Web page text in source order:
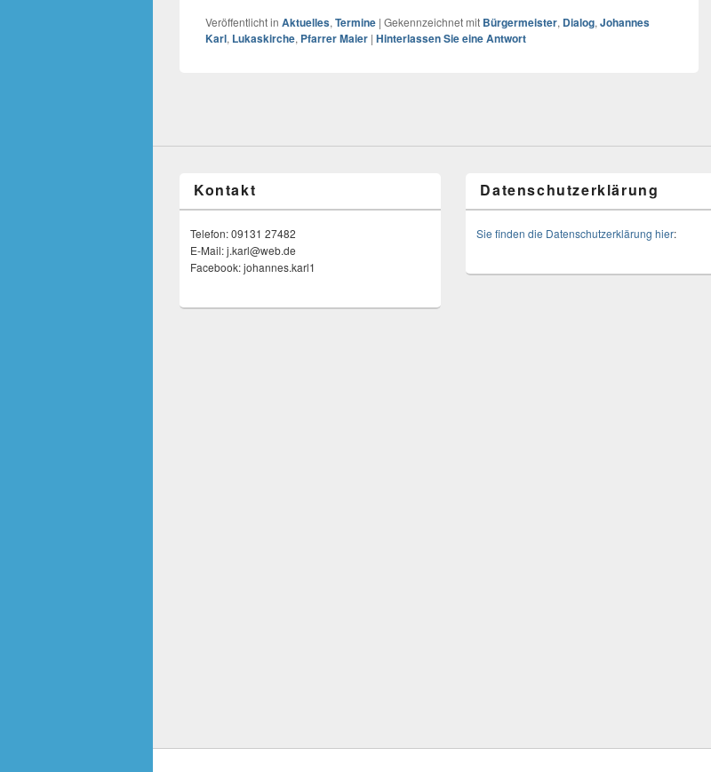
Veröffentlicht in Aktuelles,Termine |Gekennzeichnet mit Bürgermeister, Dialog,Johannes
Karl, Lukaskirche, Pfarrer Maier |Hinterlassen Sie eine Antwort
Kontakt
Telefon: 09131 27482
E-Mail: j.karl@web.de
Facebook: johannes.karl1
Datenschutzerklärung
Sie finden die Datenschutzerklärung hier: